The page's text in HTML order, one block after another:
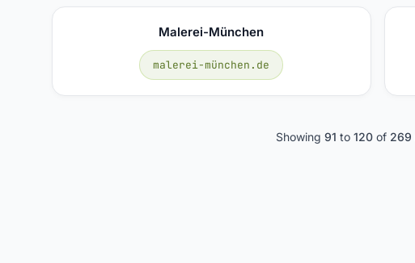
Malerei-München
malerei-münchen.de
Showing 91 to 120of 269